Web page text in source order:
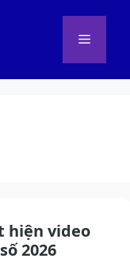
Menu
hiện video
2026